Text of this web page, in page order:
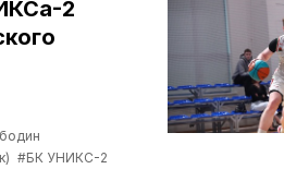
2
#БК УНИКС-2